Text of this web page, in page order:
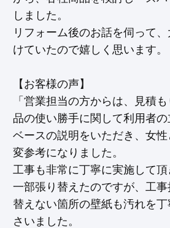
しました。
リフォーム後のお話を伺って
けていたので嬉しく思います。
【お客様の声】
「営業担当の方からは、見積
品の使い勝手に関して利用者
ベースの説明をいただき、女
変参考になりました。
工事も非常に丁寧に実施して
一部張り替えたのですが、工
替えない箇所の壁紙も汚れを
さいました。